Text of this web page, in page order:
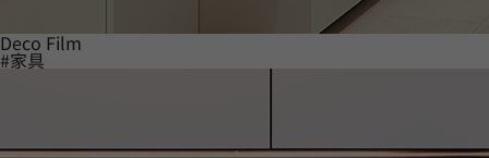
Deco Film
#家具